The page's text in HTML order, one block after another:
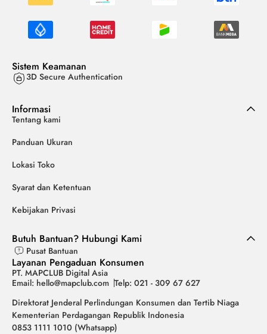
Sistem Keamanan
3D Secure Authentication
Informasi
Tentang kami
Panduan Ukuran
Lokasi Toko
Syarat dan Ketentuan
Kebijakan Privasi
Butuh Bantuan? Hubungi Kami
Pusat Bantuan
Layanan Pengaduan Konsumen
PT. MAPCLUB Digital Asia
Email: hello@mapclub.com Telp: 021 - 309 67 627
Direktorat Jenderal Perlindungan Konsumen dan Tertib Niaga
Kementerian Perdagangan Republik Indonesia
0853 1111 1010 (Whatsapp)